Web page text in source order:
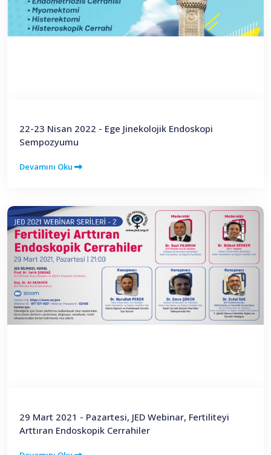
22-23 Nisan 2022 - Ege Jinekolojik Endoskopi
Sempozyumu
Devamını Oku
29 Mart 2021 - Pazartesi, JED Webinar, Fertiliteyi
Arttıran Endoskopik Cerrahiler